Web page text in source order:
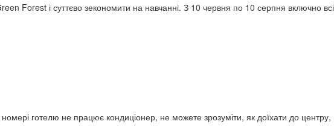
Forest і суттєво зекономити на навчанні. З 10 червня по 10 серпня включно всі
готелю не працює кондиціонер, не можете зрозуміти, як доїхати до центру,